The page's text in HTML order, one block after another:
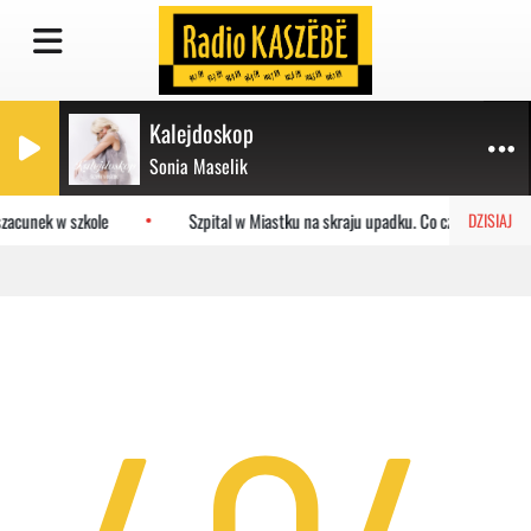
Kalejdoskop
Sonia Maselik
DZISIAJ
w szkole Szpital w Miastku na skraju upadku. Co czeka